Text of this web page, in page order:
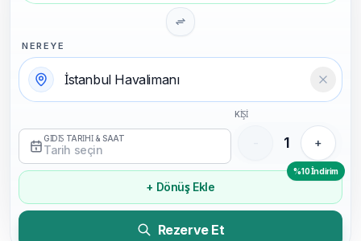
NEREYE
GİDİŞ TARİHİ & SAAT
Tarih seçin
KİŞİ
1 +
+ Dönüş Ekle
%10 İndirim
Rezerve Et